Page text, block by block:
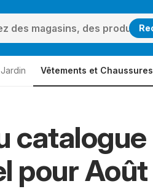
Vêtements et Chaussures
pour